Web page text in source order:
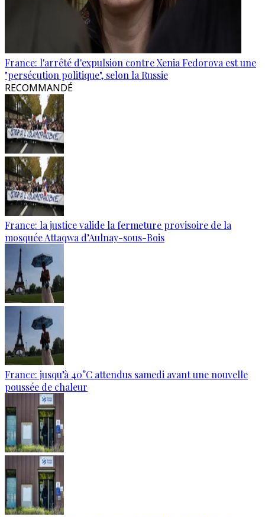
France: l'arrêté d'expulsion contre Xenia Fedorova est une
"persécution politique", selon la Russie
RECOMMANDÉ
France: la justice valide la fermeture provisoire de la
mosquée Attaqwa d’Aulnay-sous-Bois
France: jusqu’à 40°C attendus samedi avant une nouvelle
poussée de chaleur